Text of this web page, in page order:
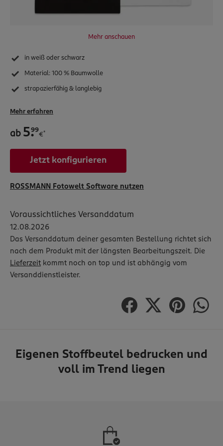
rossmann.de
Nachhaltigkeit
Vertrag widerrufen
Mehr anschauen
in weiß oder schwarz
Material: 100 % Baumwolle
strapazierfähig & langlebig
Mehr erfahren
ab 5.
99
€*
Jetzt konfigurieren
ROSSMANN Fotowelt Software nutzen
Voraussichtliches Versanddatum
12.08.2026
Das Versanddatum deiner gesamten Bestellung richtet sich
nach dem Produkt mit der längsten Bearbeitungszeit. Die
Lieferzeit kommt noch on top und ist abhängig vom
Versanddienstleister.
Eigenen Stoffbeutel bedrucken und
voll im Trend liegen